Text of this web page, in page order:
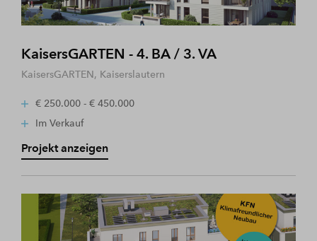
KaisersGARTEN - 4. BA / 3. VA
KaisersGARTEN, Kaiserslautern
€ 250.000 - € 450.000
Im Verkauf
Projekt anzeigen